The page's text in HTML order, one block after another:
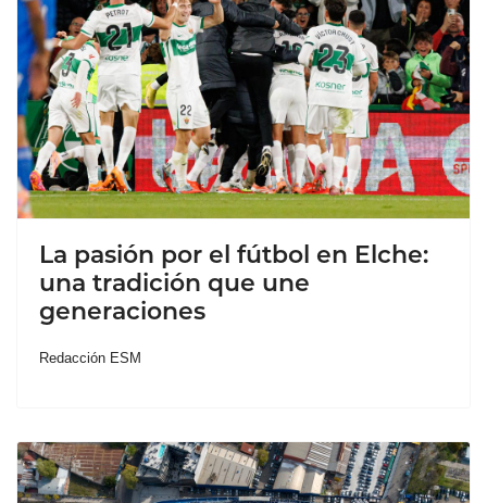
La pasión por el fútbol en Elche:
una tradición que une
generaciones
Redacción ESM